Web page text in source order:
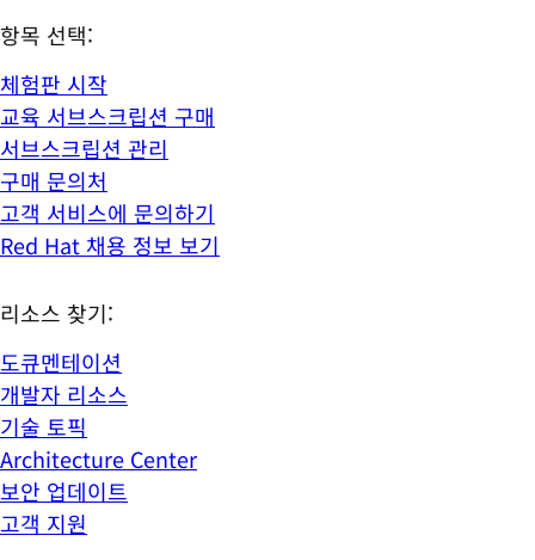
항목 선택:
체험판 시작
교육 서브스크립션 구매
서브스크립션 관리
구매 문의처
고객 서비스에 문의하기
Red Hat 채용 정보 보기
리소스 찾기:
도큐멘테이션
개발자 리소스
기술 토픽
Architecture Center
보안 업데이트
고객 지원